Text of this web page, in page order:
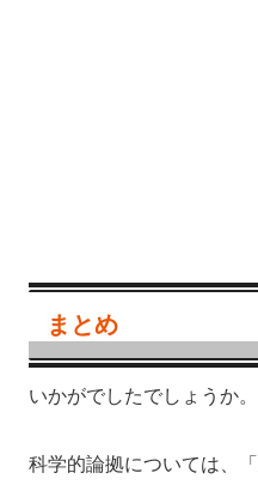
まとめ
いかがでしたでしょうか。
科学的論拠については、「